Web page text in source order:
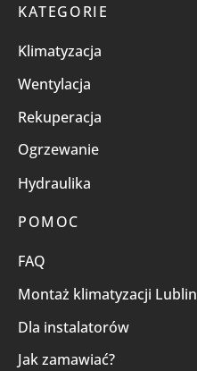
KATEGORIE
Klimatyzacja
Wentylacja
Rekuperacja
Ogrzewanie
Hydraulika
POMOC
FAQ
Montaż klimatyzacji Lublin
Dla instalatorów
Jak zamawiać?